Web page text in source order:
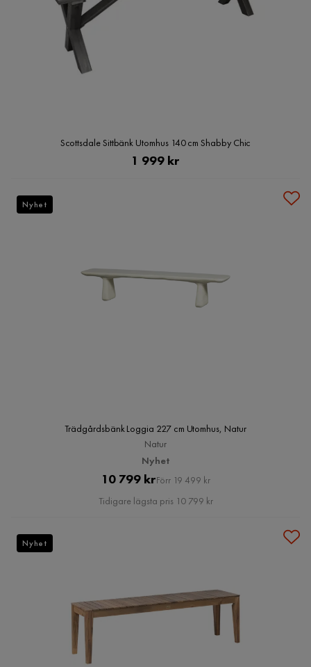
Scottsdale Sittbänk Utomhus 140 cm Shabby Chic
Pris
1 999 kr
Trädgårdsbänk Loggia 227 cm Utomhus, Natur
Natur
Nyhet
Pris
10 799 krOriginal
Pris
Förr 19 499 kr
Tidigare lägsta pris 10 799 kr
Nyhet
Nyhet